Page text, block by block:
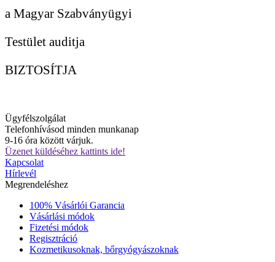
a Magyar Szabványügyi
Testület auditja
BIZTOSÍTJA
Ügyfélszolgálat
Telefonhívásod minden munkanap
9-16 óra között várjuk.
Üzenet küldéséhez kattints ide!
Kapcsolat
Hírlevél
Megrendeléshez
100% Vásárlói Garancia
Vásárlási módok
Fizetési módok
Regisztráció
Kozmetikusoknak, bőrgyógyászoknak